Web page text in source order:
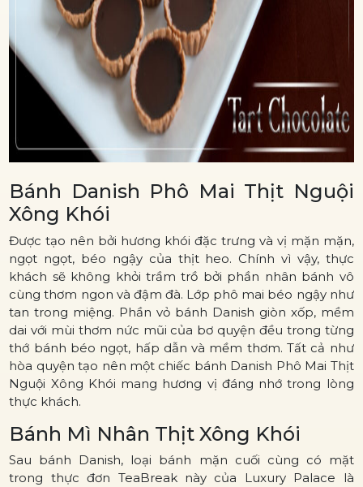
Bánh Danish Phô Mai Thịt Nguội
Xông Khói
Được tạo nên bởi hương khói đặc trưng và vị mặn mặn,
ngọt ngọt, béo ngậy của thịt heo. Chính vì vậy, thực
khách sẽ không khỏi trầm trồ bởi phần nhân bánh vô
cùng thơm ngon và đậm đà. Lớp phô mai béo ngậy như
tan trong miệng. Phần vỏ bánh Danish giòn xốp, mềm
dai với mùi thơm nức mũi của bơ quyện đều trong từng
thớ bánh béo ngọt, hấp dẫn và mềm thơm. Tất cả như
hòa quyện tạo nên một chiếc bánh Danish Phô Mai Thịt
Nguội Xông Khói mang hương vị đáng nhớ trong lòng
thực khách.
Bánh Mì Nhân Thịt Xông Khói
Sau bánh Danish, loại bánh mặn cuối cùng có mặt
trong thực đơn TeaBreak này của Luxury Palace là